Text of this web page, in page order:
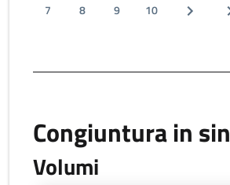
7
8 9 10
Congiuntura in
Volumi